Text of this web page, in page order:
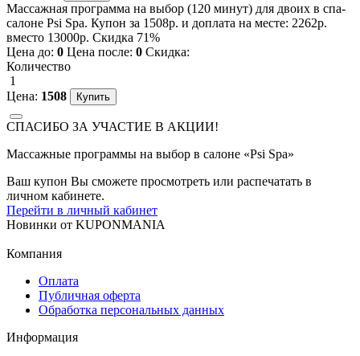
Массажная программа на выбор (120 минут) для двоих в спа-
салоне Psi Spa. Купон за 1508р. и доплата на месте: 2262р.
вместо 13000р. Скидка 71%
Цена до: 0 Цена после: 0 Скидка:
Количество
1
Цена: 1508
СПАСИБО ЗА УЧАСТИЕ В АКЦИИ!
Массажные программы на выбор в салоне «Psi Spa»
Ваш купон Вы сможете просмотреть или распечатать в
личном кабинете.
Перейти в личный кабинет
Новинки от KUPONMANIA
Компания
Оплата
Публичная оферта
Обработка персональных данных
Информация